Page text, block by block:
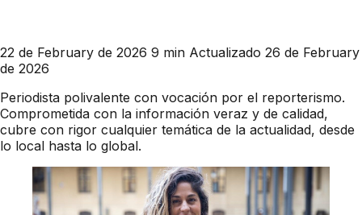
22 de February de 2026 9 min Actualizado 26 de February
de 2026
Periodista polivalente con vocación por el reporterismo.
Comprometida con la información veraz y de calidad,
cubre con rigor cualquier temática de la actualidad, desde
lo local hasta lo global.